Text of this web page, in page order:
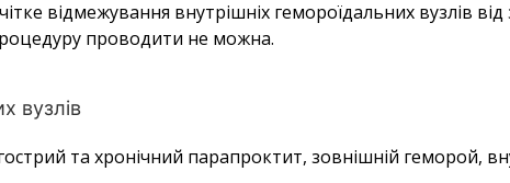
відмежування внутрішніх гемороїдальних вузлів
проводити не можна.
вузлів
та хронічний парапроктит, зовнішній геморой,